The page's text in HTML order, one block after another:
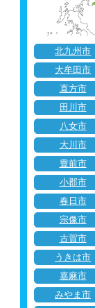
北九州市
大牟田市
直方市
田川市
八女市
大川市
豊前市
小郡市
春日市
宗像市
古賀市
うきは市
嘉麻市
みやま市